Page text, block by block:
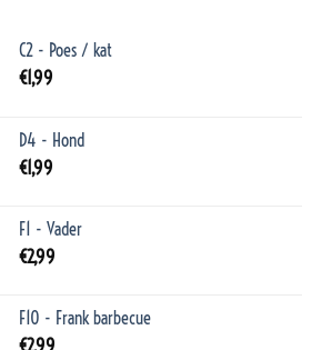
C2 - Poes / kat
€1,99
D4 - Hond
€1,99
F1 - Vader
€2,99
F10 - Frank barbecue